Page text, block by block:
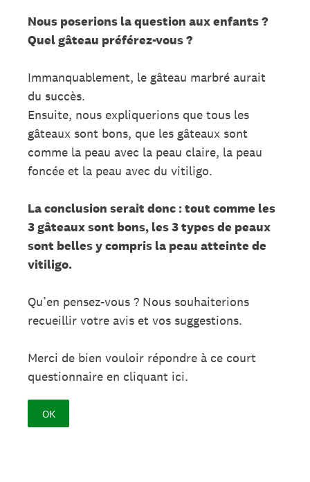
Nous poserions la question aux enfants ?
Quel gâteau préférez-vous ?
Immanquablement, le gâteau marbré aurait
du succès.
Ensuite, nous expliquerions que tous les
gâteaux sont bons, que les gâteaux sont
comme la peau avec la peau claire, la peau
foncée et la peau avec du vitiligo.
La conclusion serait donc : tout comme les
3 gâteaux sont bons, les 3 types de peaux
sont belles y compris la peau atteinte de
vitiligo.
Qu’en pensez-vous ? Nous souhaiterions
recueillir votre avis et vos suggestions.
Merci de bien vouloir répondre à ce court
questionnaire en cliquant ici.
OK